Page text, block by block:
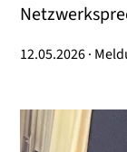
12.05.2026 ·